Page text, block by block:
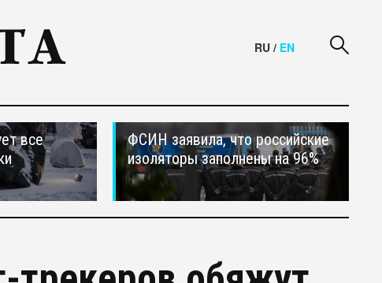
RU / EN
все
ФСИН заявила, что российские
изоляторы заполнены на 96%